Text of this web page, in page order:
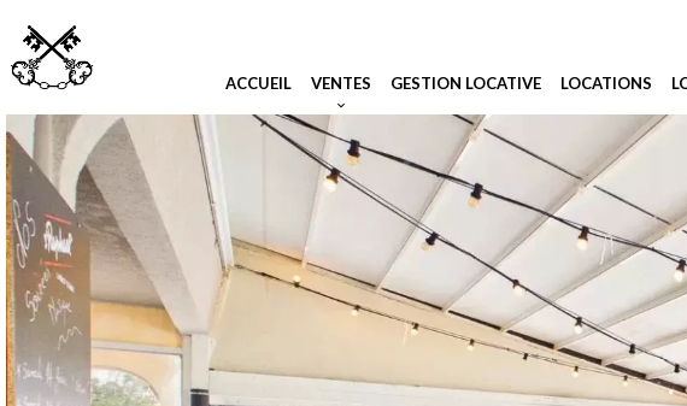
ACCUEIL VENTES GESTION LOCATIVE LOCATIONS